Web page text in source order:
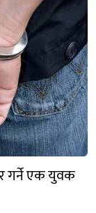
गर्ने एक युवक